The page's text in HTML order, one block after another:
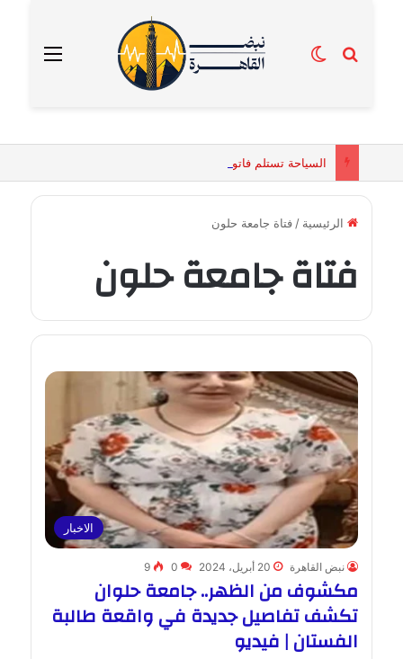
القائمة بحث عنالوضع المظلم
الرئيسية / فتاة جامعة حلون
فتاة جامعة حلون
الاخبار
نبض القاهرة 20 أبريل، 2024 0
9
مكشوف من الظهر.. جامعة حلوان
تكشف تفاصيل جديدة في واقعة طالبة
الفستان | فيديو